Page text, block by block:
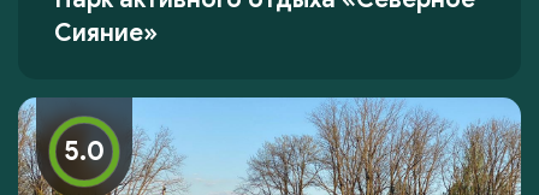
Сияние»
5.0